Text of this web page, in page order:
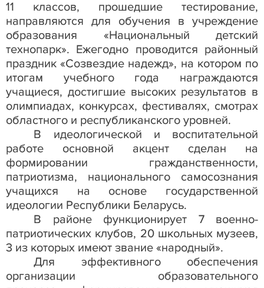
11 классов, прошедшие тестирование,
направляются для обучения в учреждение
образования «Национальный детский
технопарк». Ежегодно проводится районный
праздник «Созвездие надежд», на котором по
итогам учебного года награждаются
учащиеся, достигшие высоких результатов в
олимпиадах, конкурсах, фестивалях, смотрах
областного и республиканского уровней.
В идеологической и воспитательной
работе основной акцент сделан на
формировании гражданственности,
патриотизма, национального самосознания
учащихся на основе государственной
идеологии Республики Беларусь.
В районе функционирует 7 военно-
патриотических клубов, 20 школьных музеев,
3 из которых имеют звание «народный».
Для эффективного обеспечения
организации образовательного